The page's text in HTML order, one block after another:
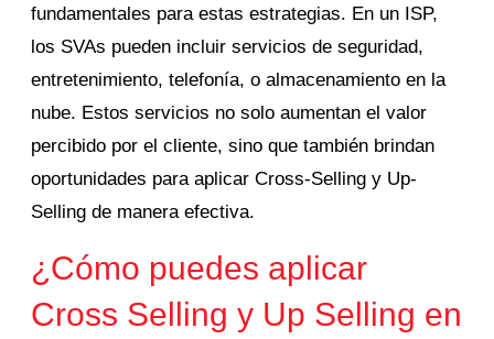
fundamentales para estas estrategias. En un ISP,
los SVAs pueden incluir servicios de seguridad,
entretenimiento, telefonía, o almacenamiento en la
nube. Estos servicios no solo aumentan el valor
percibido por el cliente, sino que también brindan
oportunidades para aplicar Cross-Selling y Up-
Selling de manera efectiva.
¿Cómo puedes aplicar
Cross Selling y Up Selling en